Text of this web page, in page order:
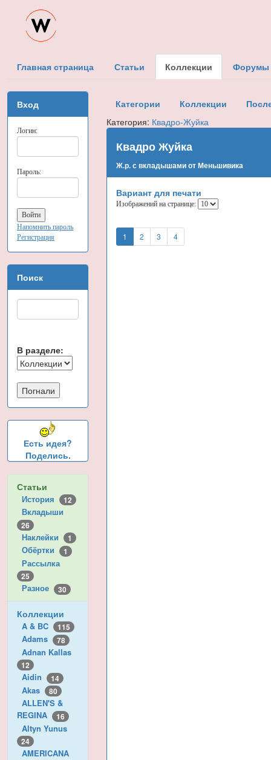
Главная страница Статьи Коллекции Форумы
Вход
Логин:
Пароль:
Напомнить пароль
Регистрация
Поиск
В разделе:
Есть идея?
Поделись.
Статьи
История 12
Вкладыши
26
Наклейки 1
Обёртки 1
Рассылка
25
Разное 30
Коллекции
A & BC 115
Adams 78
Adnan Kallas
12
Aidin 14
Akas 80
ALLEN'S &
REGINA
16
Altyn Yunus
24
AMERICANA
Категории Коллекции
Категория: Квадро-Жуйка
Квадро Жуйка
Ж.р. с вкладышами от Меньшивика
Вариант для печати
Изображений на странице:
1 2 3 4